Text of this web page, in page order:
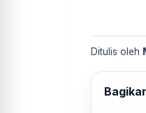
Ditulis oleh